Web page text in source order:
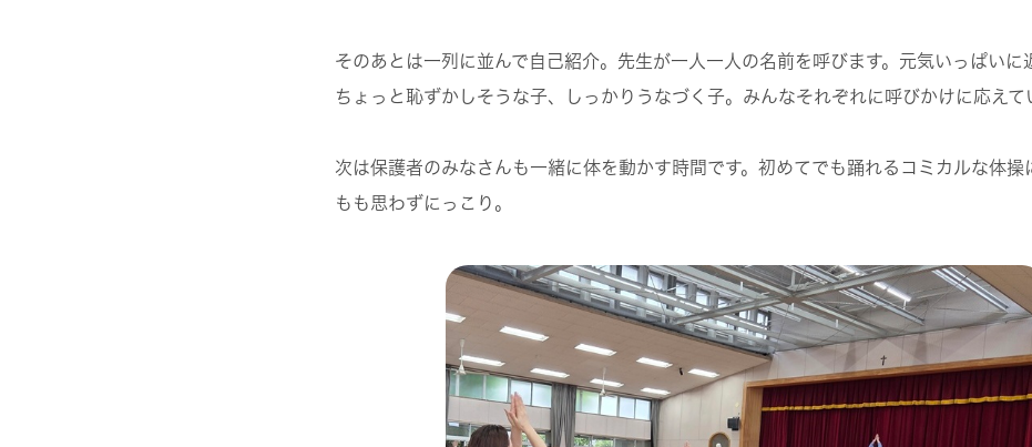
そのあとは一列に並んで自己紹介。先生が一人一人の名前を呼びます。元気いっぱいに
ちょっと恥ずかしそうな子、しっかりうなづく子。みんなそれぞれに呼びかけに応えて
次は保護者のみなさんも一緒に体を動かす時間です。初めてでも踊れるコミカルな体操
もも思わずにっこり。